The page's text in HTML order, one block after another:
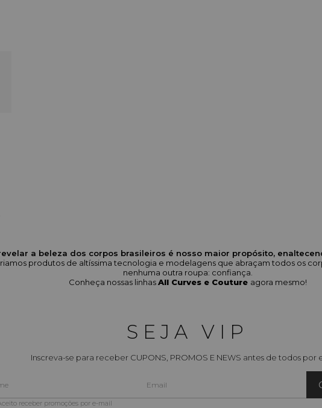
a beleza dos corpos brasileiros é nosso maior propósito,
produtos de altíssima tecnologia e modelagens que abraçam todos os
nenhuma outra roupa: confiança.
Conheça nossas linhasAll Curves e Couture agora mesmo!
SEJA VIP
Inscreva-se para receber CUPONS, PROMOS E NEWS antes de todos por
receber promoções por e-mail